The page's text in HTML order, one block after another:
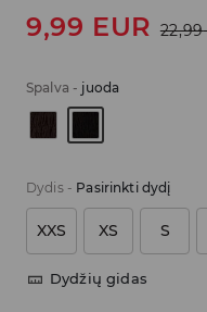
9,99 EUR 22,99
Spalva - juoda
Dydis- Pasirinkti dydį
XXS XS S
Dydžių gidas